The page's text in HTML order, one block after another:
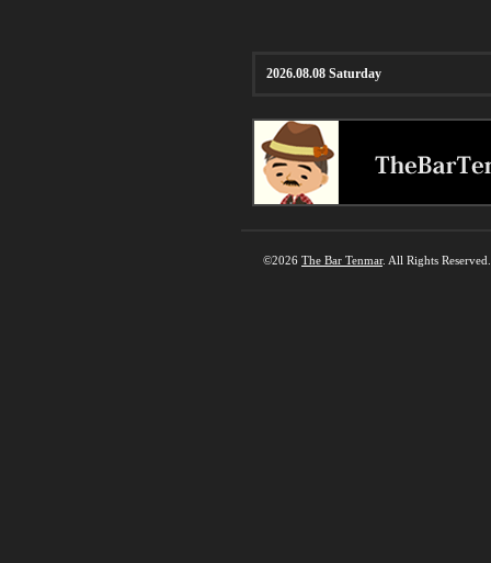
2026.08.08 Saturday
©2026 The Bar Tenmar. All Rights Reserved.